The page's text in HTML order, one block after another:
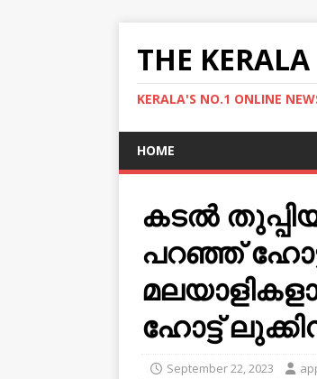
THE
KERALA'S NO.1 ONLINE
HOME
കടൽ
പറഞ്ഞ്
ഹോട്ട്
September 22, 2023